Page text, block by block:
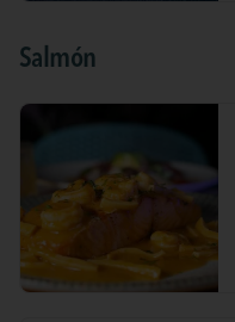
Salmón